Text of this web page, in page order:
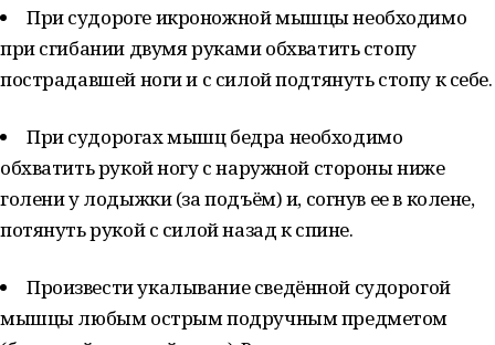
При судороге икроножной мышцы необходимо
при сгибании двумя руками обхватить стопу
пострадавшей ноги и с силой подтянуть стопу к себе.
При судорогах мышц бедра необходимо
обхватить рукой ногу с наружной стороны ниже
голени у лодыжки (за подъём) и, согнув ее в колене,
потянуть рукой с силой назад к спине.
Произвести укалывание сведённой судорогой
мышцы любым острым подручным предметом